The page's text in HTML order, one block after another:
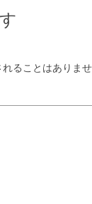
ることはありませ